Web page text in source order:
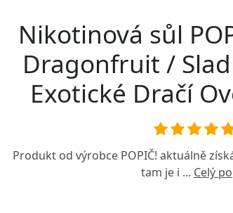
Nikotinová sůl
Dragonfruit /
Exotické Dračí
Produkt od výrobce POPIČ! aktuálně
tam je i ... Celý